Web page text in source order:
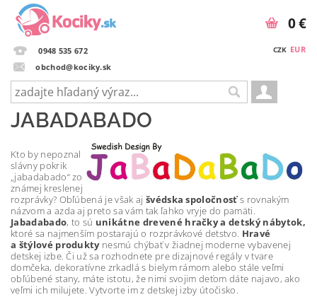
0948 535 672
obchod@kociky.sk
CZK EUR
0 €
JABADABADO
Kto by nepoznal
slávny pokrik
„jabadabado“ zo
známej kreslenej
rozprávky? Obľúbená je však aj švédska spoločnosťs rovnakým
názvom a azda aj preto sa vám tak ľahko vryje do pamäti.
Jabadabado, to sú unikátne drevené hračky a detský nábytok,
ktoré sa najmenším postarajú o rozprávkové detstvo. Hravé
a štýlové produktynesmú chýbať v žiadnej moderne vybavenej
detskej izbe. Či už sa rozhodnete pre dizajnové regály v tvare
domčeka, dekoratívne zrkadlá s bielym rámom alebo stále veľmi
obľúbené stany, máte istotu, že nimi svojim deťom dáte najavo, ako
veľmi ich milujete. Vytvorte im z detskej izby útočisko.